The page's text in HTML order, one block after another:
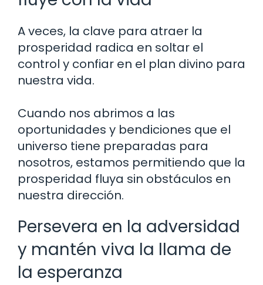
A veces, la clave para atraer la
prosperidad radica en soltar el
control y confiar en el plan divino para
nuestra vida.
Cuando nos abrimos a las
oportunidades y bendiciones que el
universo tiene preparadas para
nosotros, estamos permitiendo que la
prosperidad fluya sin obstáculos en
nuestra dirección.
Persevera en la adversidad
y mantén viva la llama de
la esperanza